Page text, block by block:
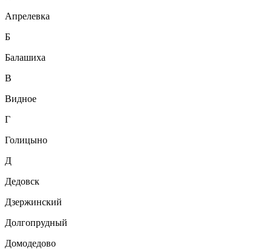
Апрелевка
Б
Балашиха
В
Видное
Г
Голицыно
Д
Дедовск
Дзержинский
Долгопрудный
Домодедово